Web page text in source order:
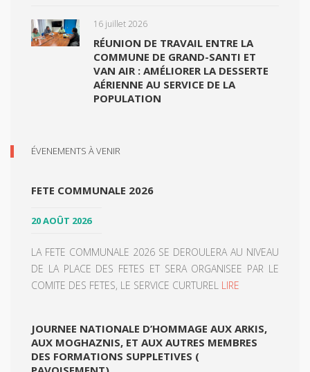
16 juillet 2026
RÉUNION DE TRAVAIL ENTRE LA
COMMUNE DE GRAND-SANTI ET
VAN AIR : AMÉLIORER LA DESSERTE
AÉRIENNE AU SERVICE DE LA
POPULATION
ÉVENEMENTS À VENIR
FETE COMMUNALE 2026
20 AOÛT 2026
LA FETE COMMUNALE 2026 SE DEROULERA AU NIVEAU
DE LA PLACE DES FETES ET SERA ORGANISEE PAR LE
COMITE DES FETES, LE SERVICE CURTUREL LIRE
JOURNEE NATIONALE D’HOMMAGE AUX ARKIS,
AUX MOGHAZNIS, ET AUX AUTRES MEMBRES
DES FORMATIONS SUPPLETIVES (